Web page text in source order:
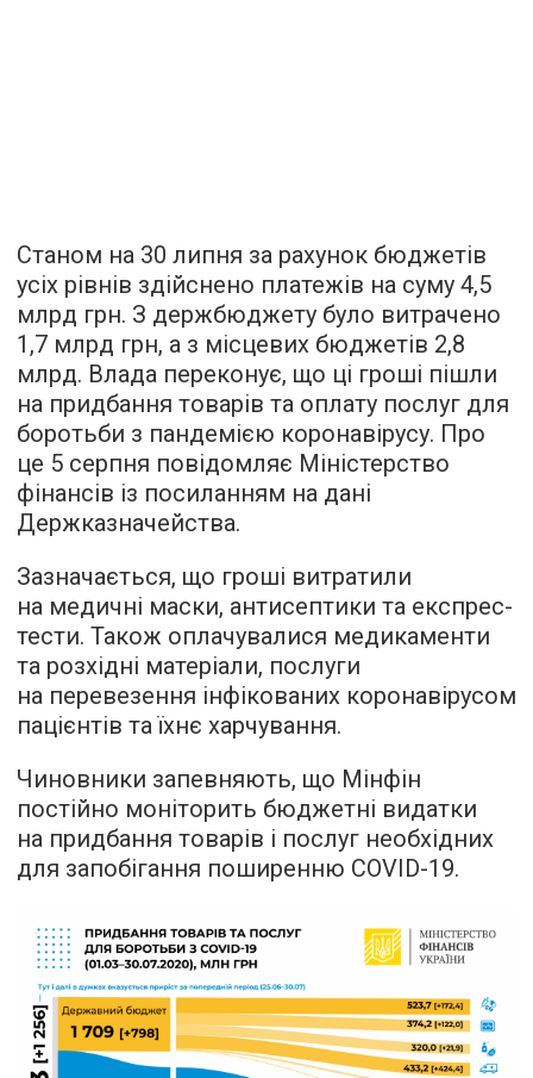
Станом на 30 липня за рахунок бюджетів
усіх рівнів здійснено платежів на суму 4,5
млрд грн. З держбюджету було витрачено
1,7 млрд грн, а з місцевих бюджетів 2,8
млрд. Влада переконує, що ці гроші пішли
на придбання товарів та оплату послуг для
боротьби з пандемією коронавірусу. Про
це 5 серпня повідомляє Міністерство
фінансів із посиланням на дані
Держказначейства.
Зазначається, що гроші витратили
на медичні маски, антисептики та експрес-
тести. Також оплачувалися медикаменти
та розхідні матеріали, послуги
на перевезення інфікованих коронавірусом
пацієнтів та їхнє харчування.
Чиновники запевняють, що Мінфін
постійно моніторить бюджетні видатки
на придбання товарів і послуг необхідних
для запобігання поширенню COVID-19.